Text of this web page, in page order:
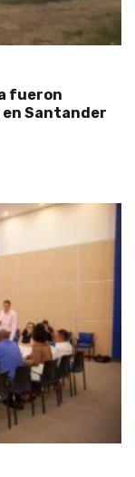
fueron
Santander